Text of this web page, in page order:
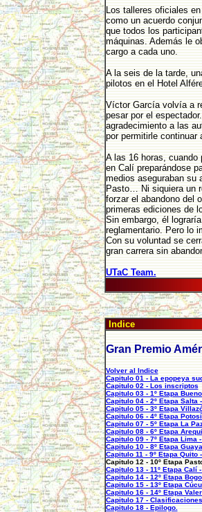
Los talleres oficiales
como un acuerdo
que todos los
máquinas. Además le
cargo a cada uno.
A la seis de la tarde,
pilotos en el Hotel
Víctor García volvía a
pesar por el
agradecimiento a las
por permitirle continuar
A las 16 horas,
en Calí preparándose
medios aseguraban su
Pasto… Ni siquiera un
forzar el abandono del
primeras ediciones de
Sin embargo, él
reglamentario. Pero lo
Con su voluntad se
gran carrera sin
UTaC Team.
Indice
Gran Premio
Volver al Indice
Capitulo 01 - La epopeya
Capitulo 02 - Los inscriptos
Capitulo 03 - 1º Etapa
Capitulo 04 - 2º Etapa Salta
Capitulo 05 - 3º Etapa
Capitulo 06 - 4º Etapa
Capitulo 07 - 5º Etapa La
Capitulo 08 - 6º Etapa
Capitulo 09 - 7º Etapa Lima
Capitulo 10 - 8º Etapa
Capitulo 11 - 9º Etapa Quito
Capitulo 12 - 10º Etapa
Capitulo 13 - 11º Etapa Calí
Capitulo 14 - 12º Etapa
Capitulo 15 - 13º Etapa
Capitulo 16 - 14º Etapa
Capitulo 17 -
Capitulo 18 - Epilogo.